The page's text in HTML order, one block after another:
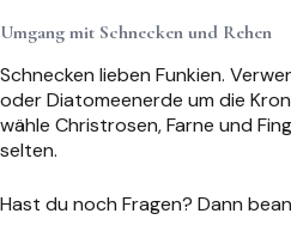
Umgang mit Schnecken und Rehen
Schnecken lieben Funkien.
oder Diatomeenerde um die
wähle Christrosen, Farne und
selten.
Hast du noch Fragen? Dann